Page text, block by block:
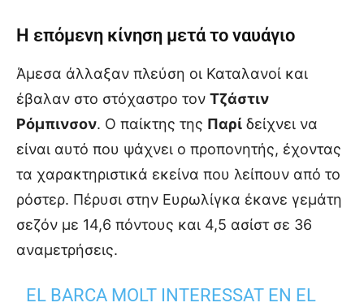
Η επόμενη κίνηση μετά το ναυάγιο
Άμεσα άλλαξαν πλεύση οι Καταλανοί και
έβαλαν στο στόχαστρο τον Τζάστιν
Ρόμπινσον. Ο παίκτης της Παρί δείχνει να
είναι αυτό που ψάχνει ο προπονητής, έχοντας
τα χαρακτηριστικά εκείνα που λείπουν από το
ρόστερ. Πέρυσι στην Ευρωλίγκα έκανε γεμάτη
σεζόν με 14,6 πόντους και 4,5 ασίστ σε 36
αναμετρήσεις.
EL BARCA MOLT INTERESSAT EN EL